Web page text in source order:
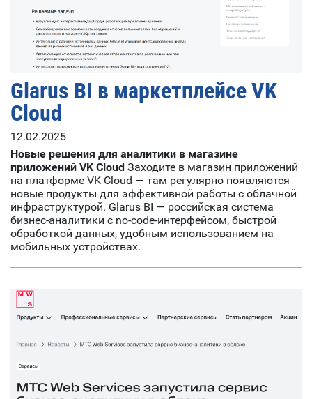
Glarus BI в маркетплейсе VK
Cloud
12.02.2025
Новые решения для аналитики в магазине
приложений VK Cloud Заходите в магазин приложений
на платформе VK Cloud — там регулярно появляются
новые продукты для эффективной работы с облачной
инфраструктурой. Glarus BI — российская система
бизнес-аналитики с no-code-интерфейсом, быстрой
обработкой данных, удобным использованием на
мобильных устройствах.